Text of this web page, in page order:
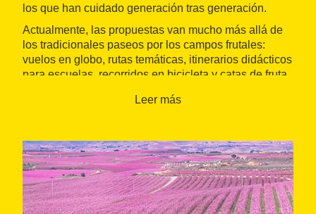
los que han cuidado generación tras generación.
Actualmente, las propuestas van mucho más allá de
los tradicionales paseos por los campos frutales:
vuelos en globo, rutas temáticas, itinerarios didácticos
para escuelas, recorridos en bicicleta y catas de fruta
disfrutar de la floración en el Segrià. Por ejemplo, en
Alfarràs podrás disfrutar de un vermut musical entre
árboles floridos y, en Massalcoreig descubrirás una
ruta por los paisajes de la premiada película
"Alcarràs", de la directora catalana Carla Simón.
Leer más